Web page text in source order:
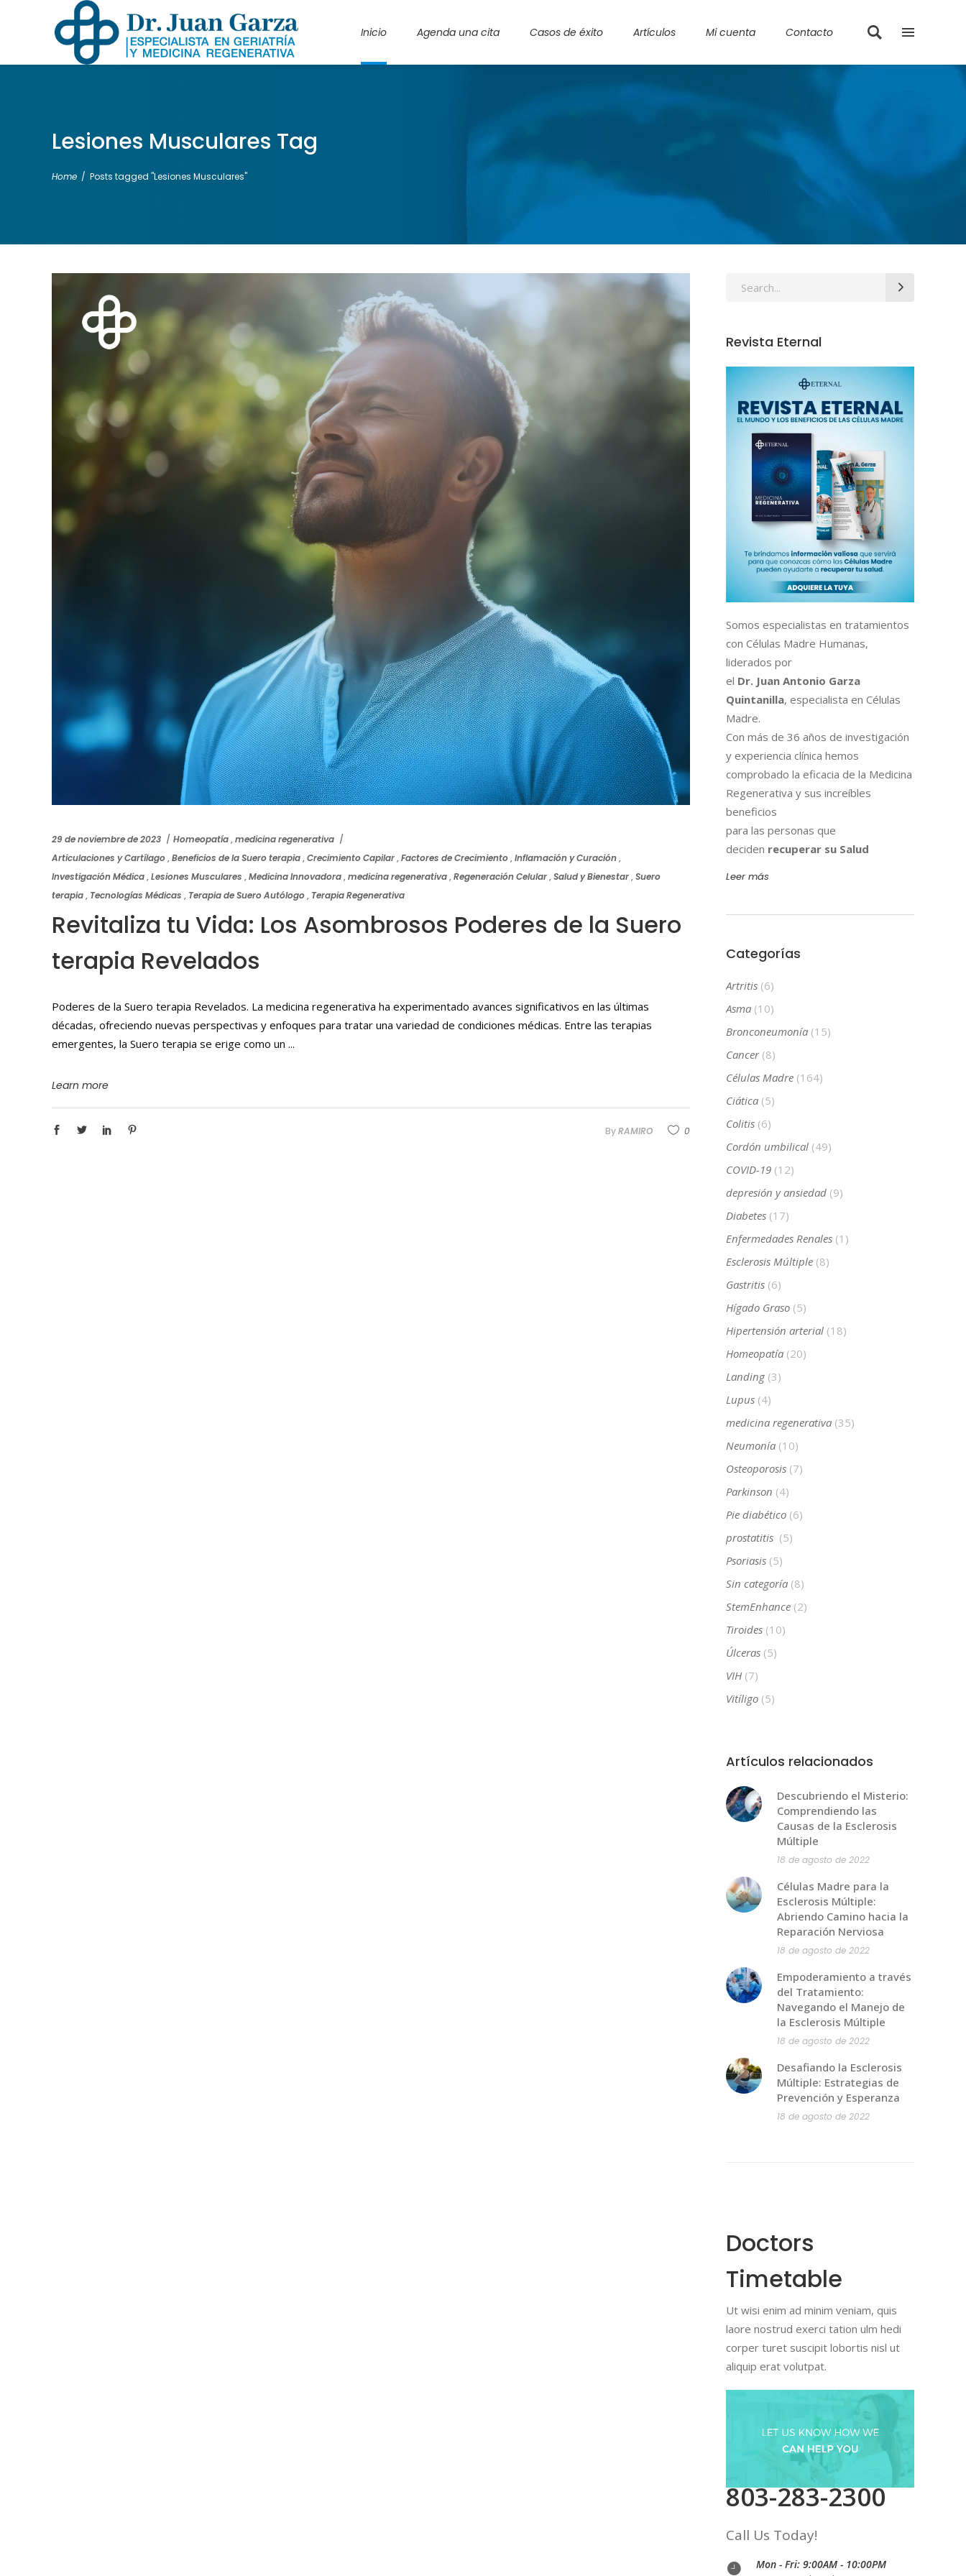
Inicio Agenda una cita Casos de éxito Artículos Mi cuenta Contacto
Lesiones Musculares Tag
Home / Posts tagged "Lesiones Musculares"
29 de noviembre de 2023 Homeopatía,medicina regenerativa
Articulaciones y Cartílago,Beneficios de la Suero terapia,Crecimiento Capilar,Factores de Crecimiento,Inflamación y Curación,
Investigación Médica,Lesiones Musculares ,Medicina Innovadora,medicina regenerativa,Regeneración Celular,Salud y Bienestar,Suero
terapia, Tecnologías Médicas , Terapia de Suero Autólogo, Terapia Regenerativa
Revitaliza tu Vida: Los Asombrosos Poderes de la Suero
terapia Revelados
Poderes de la Suero terapia Revelados. La medicina regenerativa ha experimentado avances significativos en las últimas
décadas, ofreciendo nuevas perspectivas y enfoques para tratar una variedad de condiciones médicas. Entre las terapias
emergentes, la Suero terapia se erige como un
Learn more
ByRAMIRO 0
Revista Eternal
Somos especialistas en tratamientos
con Células Madre Humanas,
liderados por
el Dr. Juan Antonio Garza
Quintanilla, especialista en Células
Madre.
Con más de 36 años de investigación
y experiencia clínica hemos
comprobado la eficacia de la Medicina
Regenerativa y sus increíbles
beneficios
para las personas que
deciden recuperar su Salud
Leer más
Categorías
Artritis(6)
Asma(10)
Bronconeumonía(15)
Cancer(8)
Células Madre(164)
Ciática(5)
Colitis(6)
Cordón umbilical(49)
COVID-19(12)
depresión y ansiedad(9)
Diabetes(17)
Enfermedades Renales(1)
Esclerosis Múltiple(8)
Gastritis(6)
Hígado Graso(5)
Hipertensión arterial(18)
Homeopatía(20)
Landing(3)
Lupus(4)
medicina regenerativa(35)
Neumonía(10)
Osteoporosis(7)
Parkinson (4)
Pie diabético(6)
prostatitis (5)
Psoriasis(5)
Sin categoría(8)
StemEnhance(2)
Tiroides(10)
Úlceras(5)
VIH(7)
Vitíligo(5)
Artículos relacionados
Descubriendo el Misterio:
Comprendiendo las
Causas de la Esclerosis
Múltiple
18 de agosto de 2022
Células Madre para la
Esclerosis Múltiple:
Abriendo Camino hacia la
Reparación Nerviosa
18 de agosto de 2022
Empoderamiento a través
del Tratamiento:
Navegando el Manejo de
la Esclerosis Múltiple
18 de agosto de 2022
Desafiando la Esclerosis
Múltiple: Estrategias de
Prevención y Esperanza
18 de agosto de 2022
Doctors
Timetable
Ut wisi enim ad minim veniam, quis
laore nostrud exerci tation ulm hedi
corper turet suscipit lobortis nisl ut
aliquip erat volutpat.
803-283-2300
Call Us Today!
Mon - Fri: 9:00AM - 10:00PM